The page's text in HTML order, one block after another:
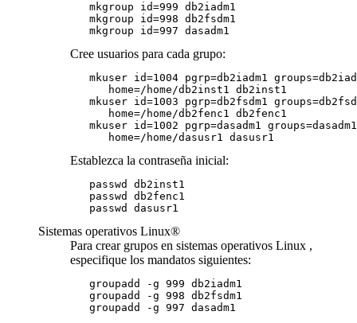
   mkgroup id=999 db2iadm1
   mkgroup id=998
db2fsdm1
   mkgroup id=997 dasadm1
Cree usuarios para cada grupo:
mkuser id=1004 pgrp=db2iadm1
      home=/home/db2inst1 db2inst1
   mkuser id=1003 pgrp=
db2fsdm1 groups=
      home=/home/db2fenc1 db2fenc1
mkuser id=1002 pgrp=dasadm1
      home=/home/dasusr1 dasusr1
Establezca la contraseña inicial:
   passwd db2inst1
   passwd db2fenc1
   passwd dasusr1
Sistemas operativos Linux®
Para crear grupos en sistemas operativos Linux ,
especifique los mandatos siguientes:
   groupadd -g 999 db2iadm1
   groupadd -g 998
db2fsdm1
   groupadd -g 997 dasadm1